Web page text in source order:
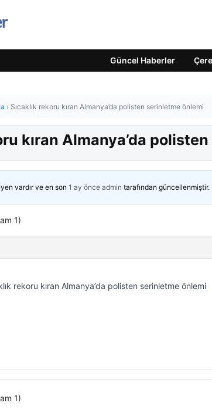
Güncel Haberler
› Sıcaklık rekoru kıran Almanya’da polisten serinletme önlemi
kıran Almanya’da
vardır ve en son 1 ay önce admin tarafından güncellenmiştir.
1)
rekoru kıran Almanya’da polisten serinletme önlemi
1)